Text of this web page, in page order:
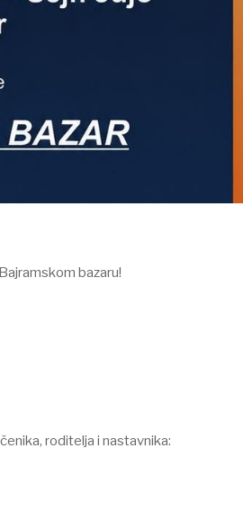
bazaru!
roditelja i nastavnika:⠀